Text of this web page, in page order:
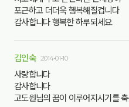
포근하고 더더욱 행복해질겁니다
감사합니다 행복한 하루되세요.
김인숙 2014-01-10
사랑합니다
감사합니다
고도원님의 꿈이 이루어지시기를